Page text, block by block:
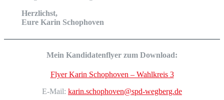
Herzlichst,
Eure Karin Schophoven
Mein Kandidatenflyer zum Download:
Flyer Karin Schophoven – Wahlkreis 3
E-Mail: karin.schophoven@spd-wegberg.de